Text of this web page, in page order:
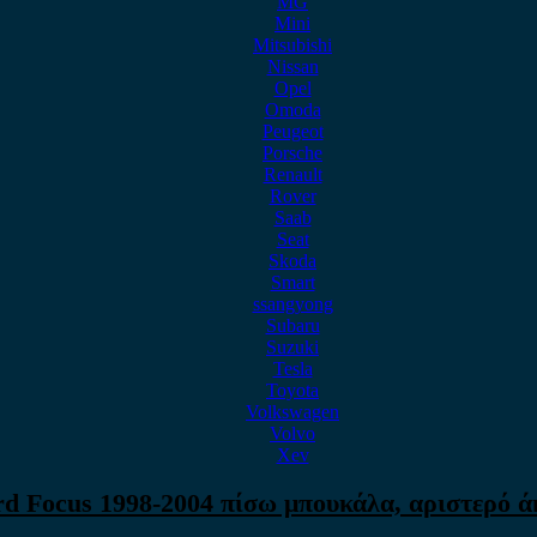
Mini
Mitsubishi
Nissan
Opel
Omoda
Peugeot
Porsche
Renault
Rover
Saab
Seat
Skoda
Smart
ssangyong
Subaru
Suzuki
Tesla
Toyota
Volkswagen
Volvo
Xev
Focus 1998-2004 πίσω μπουκάλα, αριστερό